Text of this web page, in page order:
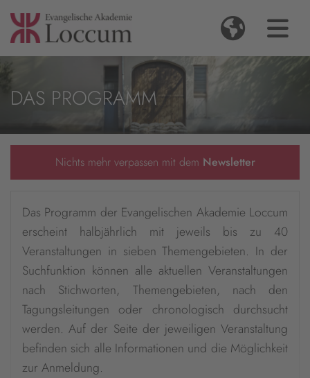
DAS PROGRAMM
Nichts mehr verpassen mit dem Newsletter
Das Programm der Evangelischen Akademie Loccum
erscheint halbjährlich mit jeweils bis zu 40
Veranstaltungen in sieben Themengebieten. In der
Suchfunktion können alle aktuellen Veranstaltungen
nach Stichworten, Themengebieten, nach den
Tagungsleitungen oder chronologisch durchsucht
werden. Auf der Seite der jeweiligen Veranstaltung
befinden sich alle Informationen und die Möglichkeit
zur Anmeldung.